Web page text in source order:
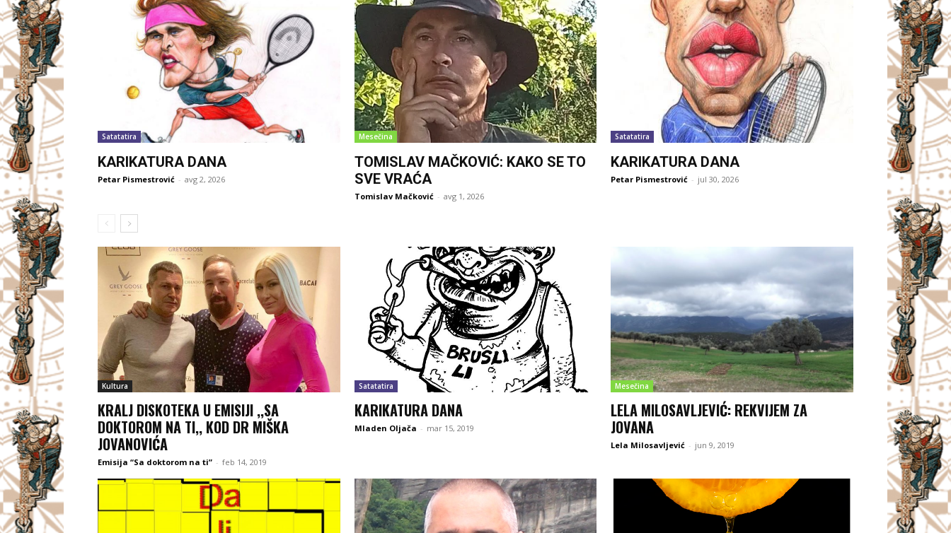
Satatatira
KARIKATURA DANA
Petar Pismestrović - avg 2, 2026
Mesečina
TOMISLAV MAČKOVIĆ: KAKO SE TO
SVE VRAĆA
Tomislav Mačković - avg 1, 2026
Satatatira
KARIKATURA DANA
Petar Pismestrović - jul 30, 2026
Kultura
KRALJ DISKOTEKA U EMISIJI ,,SA
DOKTOROM NA TI,, KOD DR MIŠKA
JOVANOVIĆA
Emisija “Sa doktorom na ti” - feb 14, 2019
Satatatira
KARIKATURA DANA
Mladen Oljača - mar 15, 2019
Mesečina
LELA MILOSAVLJEVIĆ: REKVIJEM ZA
JOVANA
Lela Milosavljević - jun 9, 2019